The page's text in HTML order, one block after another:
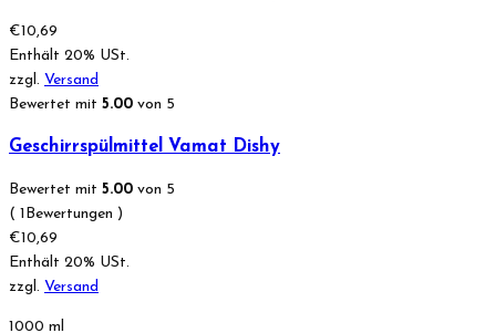
€10,69
Enthält 20% USt.
zzgl. Versand
Bewertet mit 5.00 von 5
Geschirrspülmittel Vamat Dishy
Bewertet mit 5.00 von 5
( 1Bewertungen )
€10,69
Enthält 20% USt.
zzgl. Versand
1000 ml